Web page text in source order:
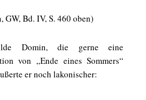
GW, Bd. IV, S. 460 oben)
Domin, die gerne eine
von „Ende eines Sommers“
er noch lakonischer: